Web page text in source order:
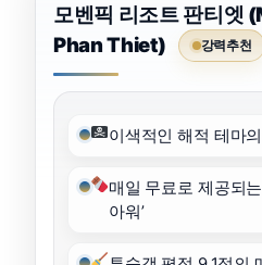
모벤픽 리조트 판티엣
Phan Thiet)
강력추천
이색적인 해적 테마
매일 무료로 제공되
아워’